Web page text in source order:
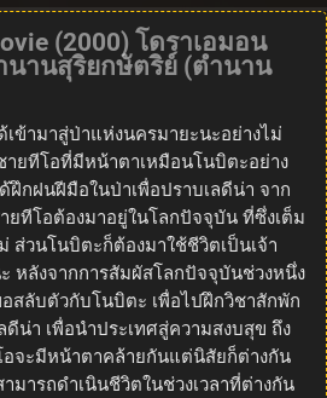
(2000) โดราเอมอน
นานสุริยกษัตริย์ (ตำนาน
ข้ามาสู่ป่าแห่งนครมายะนะอย่างไม่
ยทีโอที่มีหน้าตาเหมือนโนบิตะอย่าง
ฝึกฝนฝีมือในป่าเพื่อปราบเลดีน่า จาก
ยทีโอต้องมาอยู่ในโลกปัจจุบัน ที่ซึ่งเต็ม
ส่วนโนบิตะก็ต้องมาใช้ชีวิตเป็นเจ้า
หลังจากการสัมผัสโลกปัจจุบันช่วงหนึ่ง
สลับตัวกับโนบิตะ เพื่อไปฝึกวิชาสักพัก
น่า เพื่อนำประเทศสู่ความสงบสุข ถึง
จะมีหน้าตาคล้ายกันแต่นิสัยก็ต่างกัน
มารถดำเนินชีวิตในช่วงเวลาที่ต่างกัน